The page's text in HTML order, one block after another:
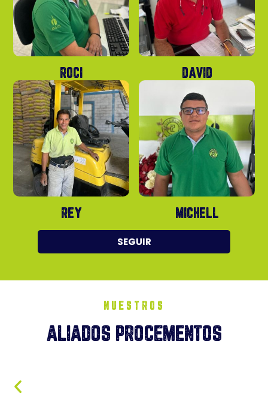
ROCI DAVID
REY MICHELL
SEGUIR
NUESTROS
ALIADOS PROCEMENTOS